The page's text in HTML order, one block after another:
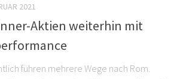
2021
Aktien weiterhin mit
führen mehrere Wege nach Rom.